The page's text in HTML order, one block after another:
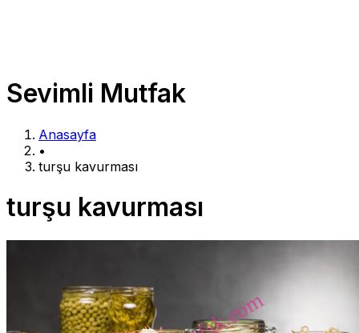
Sevimli Mutfak
Anasayfa
•
turşu kavurması
turşu kavurması